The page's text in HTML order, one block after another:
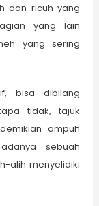
dan ricuh yang
yang lain
yang sering
bisa dibilang
tidak, tajuk
ampuh
sebuah
alih menyelidiki